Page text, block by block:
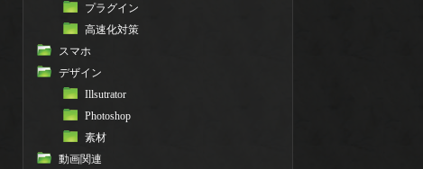
プラグイン
高速化対策
スマホ
デザイン
Illsutrator
Photoshop
素材
動画関連